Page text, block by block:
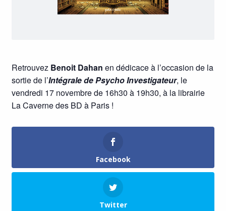
Retrouvez Benoit Dahan en dédicace à l’occasion de la
sortie de l’Intégrale de Psycho Investigateur, le
vendredi 17 novembre de 16h30 à 19h30, à la librairie
La Caverne des BD à Paris !
Facebook
Twitter